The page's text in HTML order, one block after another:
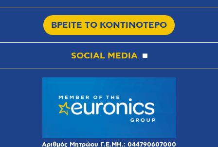
ΒΡΕΙΤΕ ΤΟ ΚΟΝΤΙΝΟΤΕΡΟ
SOCIAL MEDIA